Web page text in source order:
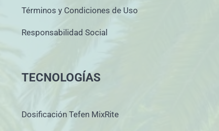
Términos y Condiciones de Uso
Responsabilidad Social
TECNOLOGÍAS
Dosificación Tefen MixRite